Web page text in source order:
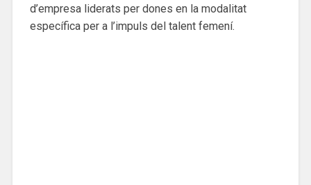
d’empresa liderats per dones en la modalitat
específica per a l’impuls del talent femení.